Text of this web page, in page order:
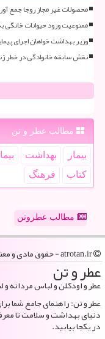
محصولات غیر مجاز روجا جمع
ممنوعیت ورود حیوانات خانگی
وزیر بهداشت خواهان اجرای
نقش سابقه خانوادگی در خطر
مطالب عطر و تن
بیمار بهداشت
كتاب
فرهنگ
مطالب عطروتن
عطر و تن
عطر و اودکلن و لباس مردانه و
عطر و تن: راهنمای جامع شما
دنیای بهداشت و سلامت تا
در یکجا بیابید.